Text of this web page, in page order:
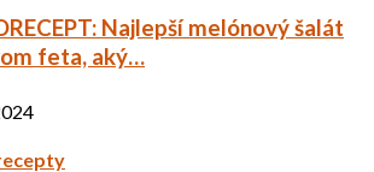
Najlepší melónový šalát
feta, aký…